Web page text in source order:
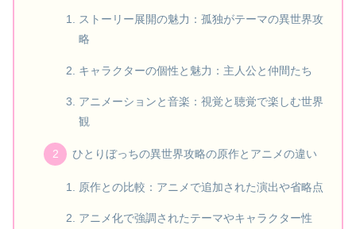
ストーリー展開の魅力：孤独がテーマの異世界攻
略
キャラクターの個性と魅力：主人公と仲間たち
アニメーションと音楽：視覚と聴覚で楽しむ世界
観
ひとりぼっちの異世界攻略の原作とアニメの違い
原作との比較：アニメで追加された演出や省略点
アニメ化で強調されたテーマやキャラクター性